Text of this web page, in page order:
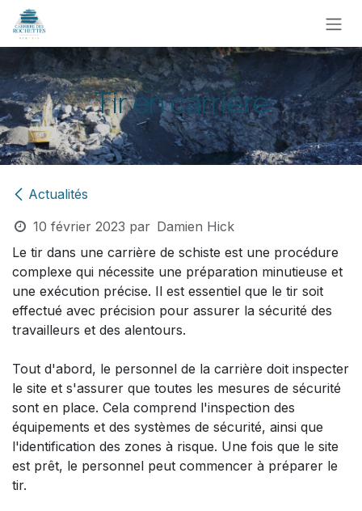
Se rendre au contenu
Tir en carrière
Actualités
10 février 2023 par Damien Hick
Le tir dans une carrière de schiste est une procédure
complexe qui nécessite une préparation minutieuse et
une exécution précise. Il est essentiel que le tir soit
effectué avec précision pour assurer la sécurité des
travailleurs et des alentours.
Tout d'abord, le personnel de la carrière doit inspecter
le site et s'assurer que toutes les mesures de sécurité
sont en place. Cela comprend l'inspection des
équipements et des systèmes de sécurité, ainsi que
l'identification des zones à risque. Une fois que le site
est prêt, le personnel peut commencer à préparer le
tir.